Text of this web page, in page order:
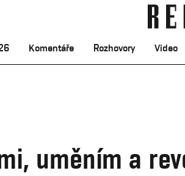
Komentáře Rozhovory Video
uměním a